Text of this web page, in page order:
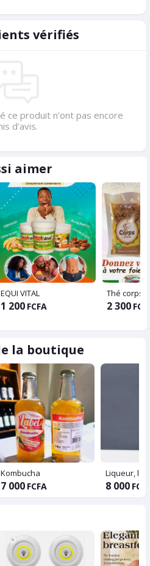
vérifiés
ce produit n'ont pas encore
d'avis.
aimer
EQUI VITAL
1 200 FCFA
Thé corps
2 300
la boutique
Kombucha
7 000 FCFA
Liqueur,
8 000